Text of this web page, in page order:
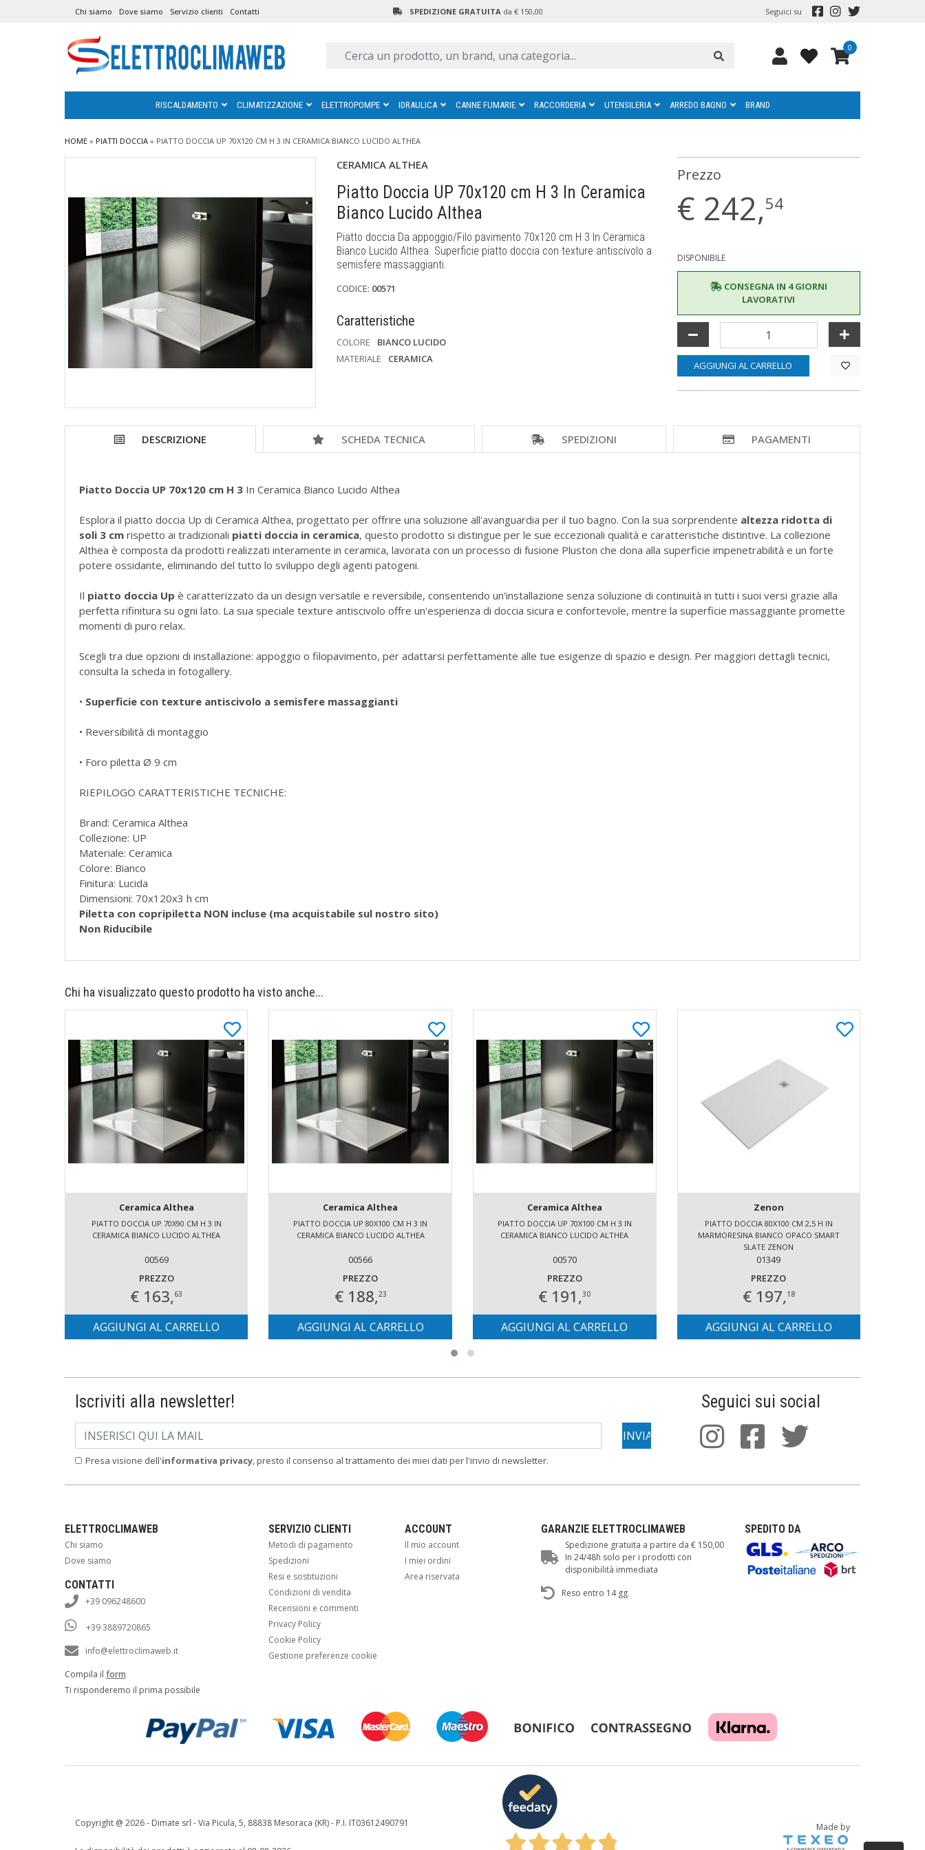
Chi siamo Dove siamo Servizio clienti Contatti SPEDIZIONE GRATUITA da € 150,00 Seguici su
0
RISCALDAMENTO CLIMATIZZAZIONE ELETTROPOMPE IDRAULICA CANNE FUMARIE RACCORDERIA UTENSILERIA ARREDO BAGNO BRAND
HOME» PIATTI DOCCIA» PIATTO DOCCIA UP 70X120 CM H 3 IN CERAMICA BIANCO LUCIDO ALTHEA
CERAMICA ALTHEA
Piatto Doccia UP 70x120 cm H 3 In Ceramica
Bianco Lucido Althea
Piatto doccia Da appoggio/Filo pavimento 70x120 cm H 3 In Ceramica
Bianco Lucido Althea. Superficie piatto doccia con texture antiscivolo a
semisfere massaggianti.
CODICE: 00571
Caratteristiche
COLORE
BIANCO LUCIDO
MATERIALE
CERAMICA
Prezzo
€ 242,54
DISPONIBILE
CONSEGNA IN 4 GIORNI
LAVORATIVI
AGGIUNGI AL CARRELLO
DESCRIZIONE SCHEDA TECNICA SPEDIZIONI PAGAMENTI
Piatto Doccia UP 70x120 cm H 3In Ceramica Bianco Lucido Althea
Esplora il piatto doccia Up di Ceramica Althea, progettato per offrire una soluzione all'avanguardia per il tuo bagno. Con la sua sorprendente altezza ridotta di
soli 3 cm rispetto ai tradizionali piatti doccia in ceramica, questo prodotto si distingue per le sue eccezionali qualità e caratteristiche distintive. La collezione
Althea è composta da prodotti realizzati interamente in ceramica, lavorata con un processo di fusione Pluston che dona alla superficie impenetrabilità e un forte
potere ossidante, eliminando del tutto lo sviluppo degli agenti patogeni.
Il piatto doccia Up è caratterizzato da un design versatile e reversibile, consentendo un'installazione senza soluzione di continuità in tutti i suoi versi grazie alla
perfetta rifinitura su ogni lato. La sua speciale texture antiscivolo offre un'esperienza di doccia sicura e confortevole, mentre la superficie massaggiante promette
momenti di puro relax.
Scegli tra due opzioni di installazione: appoggio o filopavimento, per adattarsi perfettamente alle tue esigenze di spazio e design. Per maggiori dettagli tecnici,
consulta la scheda in fotogallery.
• Superficie con texture antiscivolo a semisfere massaggianti
• Reversibilità di montaggio
• Foro piletta Ø 9 cm
RIEPILOGO CARATTERISTICHE TECNICHE:
Brand: Ceramica Althea
Collezione: UP
Materiale: Ceramica
Colore: Bianco
Finitura: Lucida
Dimensioni: 70x120x3 h cm
Piletta con copripiletta NON incluse (ma acquistabile sul nostro sito)
Non Riducibile
Chi ha visualizzato questo prodotto ha visto anche...
Ceramica Althea
PIATTO DOCCIA UP 70X90 CM H 3 IN
CERAMICA BIANCO LUCIDO ALTHEA
00569
PREZZO
€ 163,63
AGGIUNGI AL CARRELLO
Ceramica Althea
PIATTO DOCCIA UP 80X100 CM H 3 IN
CERAMICA BIANCO LUCIDO ALTHEA
00566
PREZZO
€ 188,23
AGGIUNGI AL CARRELLO
Ceramica Althea
PIATTO DOCCIA UP 70X100 CM H 3 IN
CERAMICA BIANCO LUCIDO ALTHEA
00570
PREZZO
€ 191,30
AGGIUNGI AL CARRELLO
Zenon
PIATTO DOCCIA 80X100 CM 2,5 H IN
MARMORESINA BIANCO OPACO SMART
SLATE ZENON
01349
PREZZO
€ 197,18
AGGIUNGI AL CARRELLO
Iscriviti alla newsletter!
Presa visione dell'informativa privacy, presto il consenso al trattamento dei miei dati per l'invio di newsletter.
Seguici sui social
ELETTROCLIMAWEB
Chi siamo
Dove siamo
CONTATTI
+39 096248600
+39 3889720865
info@elettroclimaweb.it
Compila il form
Ti risponderemo il prima possibile
SERVIZIO CLIENTI
Metodi di pagamento
Spedizioni
Resi e sostituzioni
Condizioni di vendita
Recensioni e commenti
Privacy Policy
Cookie Policy
Gestione preferenze cookie
ACCOUNT
Il mio account
I miei ordini
Area riservata
GARANZIE ELETTROCLIMAWEB
Spedizione gratuita a partire da € 150,00
In 24/48h solo per i prodotti con
disponibilità immediata
Reso entro 14 gg
SPEDITO DA
Copyright @ 2026 - Dimate srl - Via Picula, 5, 88838 Mesoraca (KR) - P.I. IT03612490791 Made by